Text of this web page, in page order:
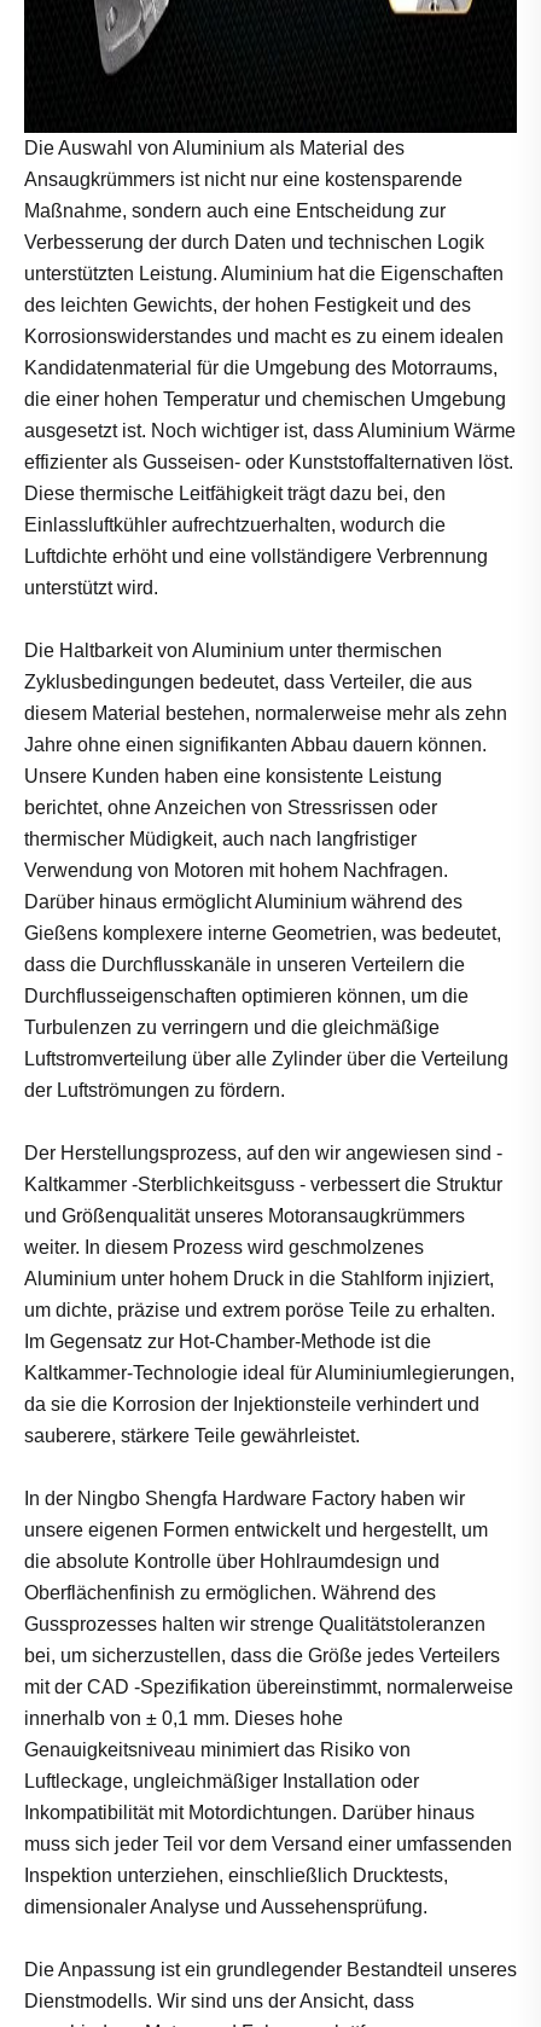
Die Auswahl von Aluminium als Material des
Ansaugkrümmers ist nicht nur eine kostensparende
Maßnahme, sondern auch eine Entscheidung zur
Verbesserung der durch Daten und technischen Logik
unterstützten Leistung. Aluminium hat die Eigenschaften
des leichten Gewichts, der hohen Festigkeit und des
Korrosionswiderstandes und macht es zu einem idealen
Kandidatenmaterial für die Umgebung des Motorraums,
die einer hohen Temperatur und chemischen Umgebung
ausgesetzt ist. Noch wichtiger ist, dass Aluminium Wärme
effizienter als Gusseisen- oder Kunststoffalternativen löst.
Diese thermische Leitfähigkeit trägt dazu bei, den
Einlassluftkühler aufrechtzuerhalten, wodurch die
Luftdichte erhöht und eine vollständigere Verbrennung
unterstützt wird.
Die Haltbarkeit von Aluminium unter thermischen
Zyklusbedingungen bedeutet, dass Verteiler, die aus
diesem Material bestehen, normalerweise mehr als zehn
Jahre ohne einen signifikanten Abbau dauern können.
Unsere Kunden haben eine konsistente Leistung
berichtet, ohne Anzeichen von Stressrissen oder
thermischer Müdigkeit, auch nach langfristiger
Verwendung von Motoren mit hohem Nachfragen.
Darüber hinaus ermöglicht Aluminium während des
Gießens komplexere interne Geometrien, was bedeutet,
dass die Durchflusskanäle in unseren Verteilern die
Durchflusseigenschaften optimieren können, um die
Turbulenzen zu verringern und die gleichmäßige
Luftstromverteilung über alle Zylinder über die Verteilung
der Luftströmungen zu fördern.
Der Herstellungsprozess, auf den wir angewiesen sind -
Kaltkammer -Sterblichkeitsguss - verbessert die Struktur
und Größenqualität unseres Motoransaugkrümmers
weiter. In diesem Prozess wird geschmolzenes
Aluminium unter hohem Druck in die Stahlform injiziert,
um dichte, präzise und extrem poröse Teile zu erhalten.
Im Gegensatz zur Hot-Chamber-Methode ist die
Kaltkammer-Technologie ideal für Aluminiumlegierungen,
da sie die Korrosion der Injektionsteile verhindert und
sauberere, stärkere Teile gewährleistet.
In der Ningbo Shengfa Hardware Factory haben wir
unsere eigenen Formen entwickelt und hergestellt, um
die absolute Kontrolle über Hohlraumdesign und
Oberflächenfinish zu ermöglichen. Während des
Gussprozesses halten wir strenge Qualitätstoleranzen
bei, um sicherzustellen, dass die Größe jedes Verteilers
mit der CAD -Spezifikation übereinstimmt, normalerweise
innerhalb von ± 0,1 mm. Dieses hohe
Genauigkeitsniveau minimiert das Risiko von
Luftleckage, ungleichmäßiger Installation oder
Inkompatibilität mit Motordichtungen. Darüber hinaus
muss sich jeder Teil vor dem Versand einer umfassenden
Inspektion unterziehen, einschließlich Drucktests,
dimensionaler Analyse und Aussehensprüfung.
Die Anpassung ist ein grundlegender Bestandteil unseres
Dienstmodells. Wir sind uns der Ansicht, dass